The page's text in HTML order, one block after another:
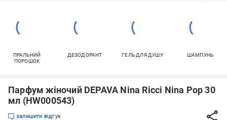
ПРАЛЬНИЙ
ПОРОШОК
ДЕЗОДОРАНТ ГЕЛЬ ДЛЯ ДУШУ ШАМПУНЬ
Парфум жіночий DEPAVA Nina Ricci Nina Pop 30
мл (HW000543)
залишити відгук